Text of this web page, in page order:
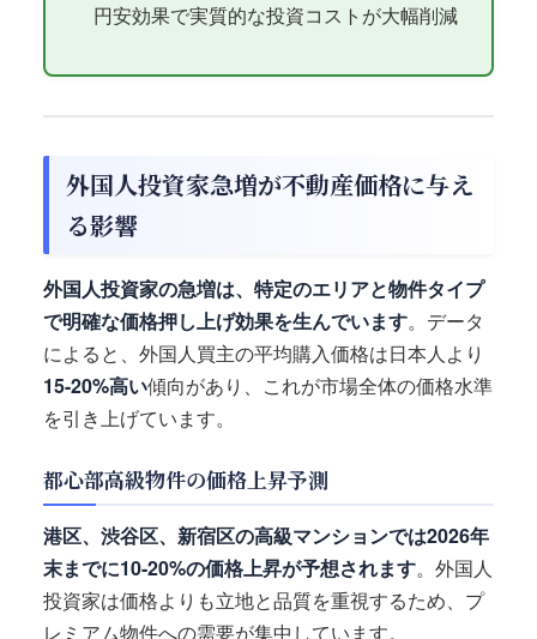
円安効果で実質的な投資コストが大幅削減
外国人投資家急増が不動産価格に与え
る影響
外国人投資家の急増は、特定のエリアと物件タイプ
で明確な価格押し上げ効果を生んでいます。データ
によると、外国人買主の平均購入価格は日本人より
15-20%高い傾向があり、これが市場全体の価格水準
を引き上げています。
都心部高級物件の価格上昇予測
港区、渋谷区、新宿区の高級マンションでは2026年
末までに10-20%の価格上昇が予想されます。外国人
投資家は価格よりも立地と品質を重視するため、プ
レミアム物件への需要が集中しています。